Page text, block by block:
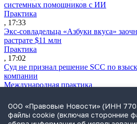
системных помощников с ИИ
Практика
, 17:33
Экс-совладельца «Азбуки вкуса»
растрате $11 млн
Практика
, 17:02
Суд не признал решение SCC по
компании
Международная практика
Дроны могут начать применять для
ПДД
Практика
ООО «Правовые Новости» (ИНН
файлы cookie (включая сторонние